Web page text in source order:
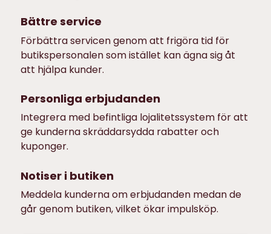
Bättre service
Förbättra servicen genom att frigöra tid för
butikspersonalen som istället kan ägna sig åt
att hjälpa kunder.
Personliga erbjudanden
Integrera med befintliga lojalitetssystem för att
ge kunderna skräddarsydda rabatter och
kuponger.
Notiser i butiken
Meddela kunderna om erbjudanden medan de
går genom butiken, vilket ökar impulsköp.